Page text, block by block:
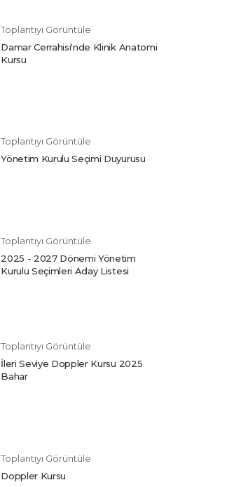
Toplantıyı Görüntüle
Damar Cerrahisi'nde Klinik Anatomi
Kursu
Toplantıyı Görüntüle
Yönetim Kurulu Seçimi Duyurusu
Toplantıyı Görüntüle
2025 - 2027 Dönemi Yönetim
Kurulu Seçimleri Aday Listesi
Toplantıyı Görüntüle
İleri Seviye Doppler Kursu 2025
Bahar
Toplantıyı Görüntüle
Doppler Kursu